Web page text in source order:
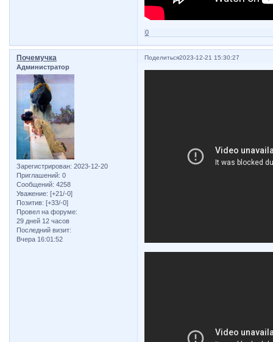
0
Поделиться2023-12-21 15:30:27
Почемучка
Администратор
Зарегистрирован: 2023-12-20
Приглашений: 0
Сообщений: 4258
Уважение: [+21/-0]
Позитив: [+33/-0]
Провел на форуме:
29 дней 12 часов
Последний визит:
Вчера 16:01:52